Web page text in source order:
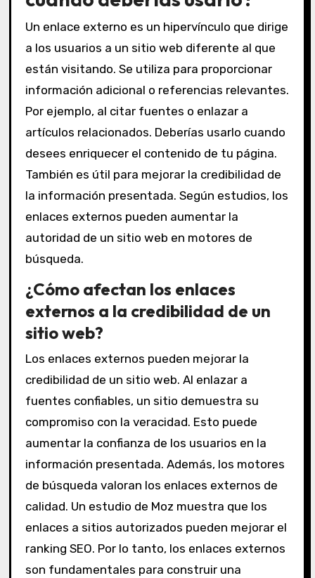
Un enlace externo es un hipervínculo que dirige
a los usuarios a un sitio web diferente al que
están visitando. Se utiliza para proporcionar
información adicional o referencias relevantes.
Por ejemplo, al citar fuentes o enlazar a
artículos relacionados. Deberías usarlo cuando
desees enriquecer el contenido de tu página.
También es útil para mejorar la credibilidad de
la información presentada. Según estudios, los
enlaces externos pueden aumentar la
autoridad de un sitio web en motores de
búsqueda.
¿Cómo afectan los enlaces
externos a la credibilidad de un
sitio web?
Los enlaces externos pueden mejorar la
credibilidad de un sitio web. Al enlazar a
fuentes confiables, un sitio demuestra su
compromiso con la veracidad. Esto puede
aumentar la confianza de los usuarios en la
información presentada. Además, los motores
de búsqueda valoran los enlaces externos de
calidad. Un estudio de Moz muestra que los
enlaces a sitios autorizados pueden mejorar el
ranking SEO. Por lo tanto, los enlaces externos
son fundamentales para construir una